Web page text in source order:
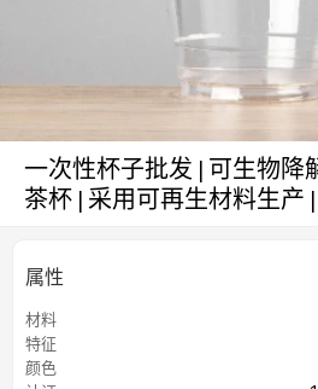
一次性杯子批发 | 可生物降
茶杯 | 采用可再生材料生产
属性
材料
特征
颜色